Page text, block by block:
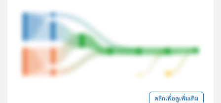
คลิกเพื่อดูเพิ่มเติม